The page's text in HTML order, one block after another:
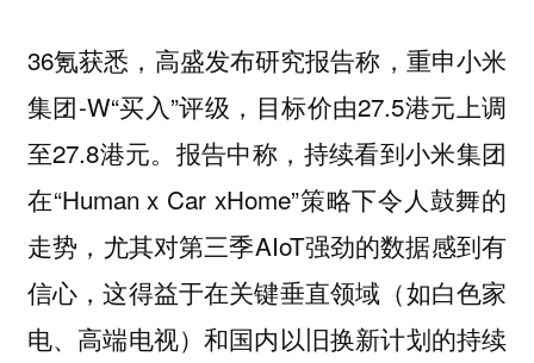
36氪获悉，高盛发布研究报告称，重申小米
集团-W“买入”评级，目标价由27.5港元上调
至27.8港元。报告中称，持续看到小米集团
在“Human x Car xHome”策略下令人鼓舞的
走势，尤其对第三季AIoT强劲的数据感到有
信心，这得益于在关键垂直领域（如白色家
电、高端电视）和国内以旧换新计划的持续